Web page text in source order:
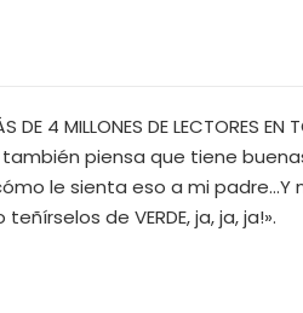
4 MILLONES DE LECTORES
piensa que tiene
le sienta eso a mi padre...Y
de VERDE, ja, ja, ja!».